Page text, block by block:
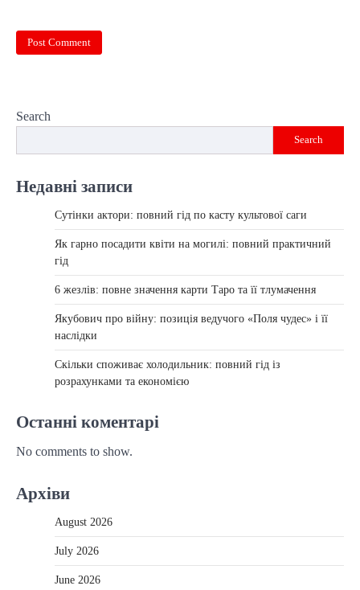
Search
Search
Недавні записи
Сутінки актори: повний гід по касту культової саги
Як гарно посадити квіти на могилі: повний практичний
гід
6 жезлів: повне значення карти Таро та її тлумачення
Якубович про війну: позиція ведучого «Поля чудес» і її
наслідки
Скільки споживає холодильник: повний гід із
розрахунками та економією
Останні коментарі
No comments to show.
Архіви
August 2026
July 2026
June 2026